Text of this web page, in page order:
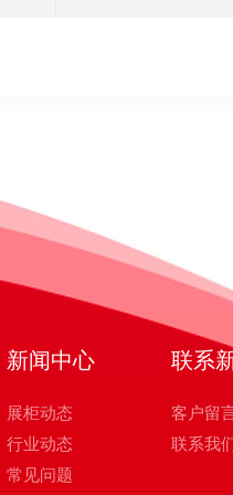
新闻中心
展柜动态
行业动态
常见问题
联系
客户留
联系我